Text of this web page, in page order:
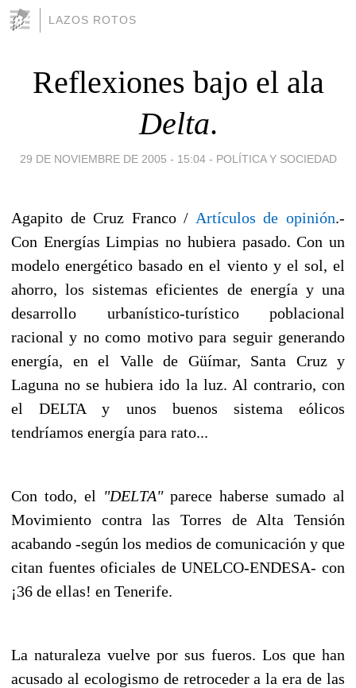
LAZOS ROTOS
Reflexiones bajo el ala
Delta.
29 DE NOVIEMBRE DE 2005 - 15:04 - POLÍTICA Y SOCIEDAD
Agapito de Cruz Franco / Artículos de opinión.-
Con Energías Limpias no hubiera pasado. Con un
modelo energético basado en el viento y el sol, el
ahorro, los sistemas eficientes de energía y una
desarrollo urbanístico-turístico poblacional
racional y no como motivo para seguir generando
energía, en el Valle de Güímar, Santa Cruz y
Laguna no se hubiera ido la luz. Al contrario, con
el DELTA y unos buenos sistema eólicos
tendríamos energía para rato...
Con todo, el "DELTA"parece haberse sumado al
Movimiento contra las Torres de Alta Tensión
acabando -según los medios de comunicación y que
citan fuentes oficiales de UNELCO-ENDESA- con
¡36 de ellas! en Tenerife.
La naturaleza vuelve por sus fueros. Los que han
acusado al ecologismo de retroceder a la era de las